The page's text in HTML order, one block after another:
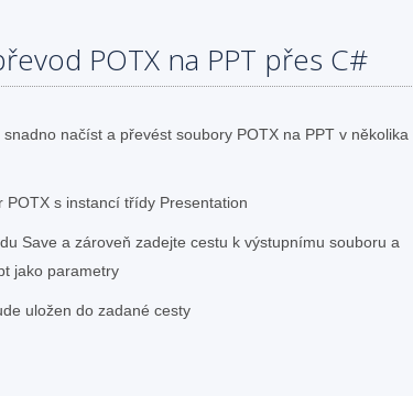
POTX na PPT přes C#
načíst a převést soubory POTX na PPT v několika
POTX s instancí třídy Presentation
Save a zároveň zadejte cestu k výstupnímu souboru a
jako parametry
uložen do zadané cesty